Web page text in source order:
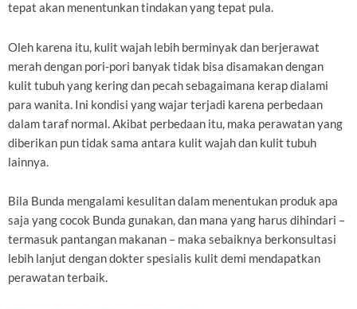
tepat akan menentunkan tindakan yang tepat pula.
Oleh karena itu, kulit wajah lebih berminyak dan berjerawat
merah dengan pori-pori banyak tidak bisa disamakan dengan
kulit tubuh yang kering dan pecah sebagaimana kerap dialami
para wanita. Ini kondisi yang wajar terjadi karena perbedaan
dalam taraf normal. Akibat perbedaan itu, maka perawatan yang
diberikan pun tidak sama antara kulit wajah dan kulit tubuh
lainnya.
Bila Bunda mengalami kesulitan dalam menentukan produk apa
saja yang cocok Bunda gunakan, dan mana yang harus dihindari –
termasuk pantangan makanan – maka sebaiknya berkonsultasi
lebih lanjut dengan dokter spesialis kulit demi mendapatkan
perawatan terbaik.